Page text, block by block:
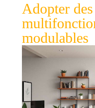
Adopter
modulables